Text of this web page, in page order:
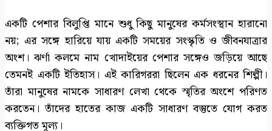
একটি পেশার বিলুপ্তি মানে শুধু কিছু মানুষের কর্মসংস্থান হারানো
নয়; এর সঙ্গে হারিয়ে যায় একটি সময়ের সংস্কৃতি ও জীবনযাত্রার
অংশ। ঝর্ণা কলমে নাম খোদাইয়ের পেশার সঙ্গেও জড়িয়ে আছে
তেমনই একটি ইতিহাস। এই কারিগররা ছিলেন এক ধরনের শিল্পী।
তাঁরা মানুষের নামকে সাধারণ লেখা থেকে স্মৃতির অংশে পরিণত
করতেন। তাঁদের হাতের কাজ একটি সাধারণ বস্তুতে যোগ করত
ব্যক্তিগত মূল্য।